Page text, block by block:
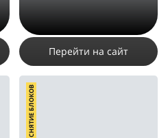
Перейти на сайт
СНЯТИЕ БЛОКОВ